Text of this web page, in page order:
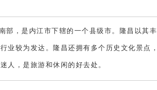
部，是内江市下辖的一个县级市。隆昌以其
业较为发达。隆昌还拥有多个历史文化景点
人，是旅游和休闲的好去处。